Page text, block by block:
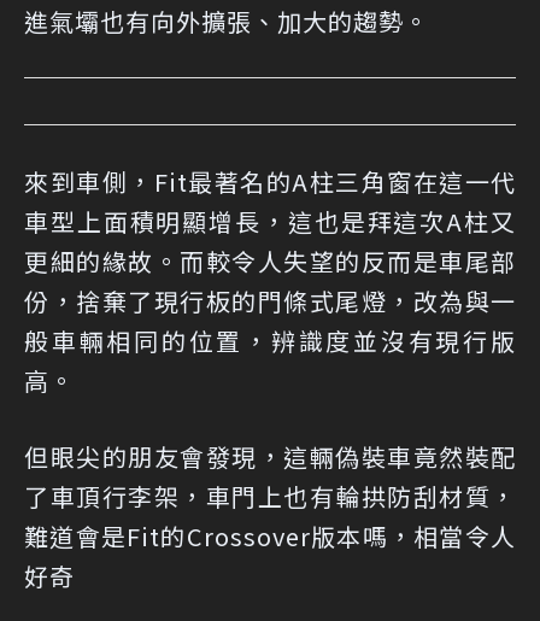
進氣壩也有向外擴張、加大的趨勢。
來到車側，Fit最著名的A柱三角窗在這一代
車型上面積明顯增長，這也是拜這次A柱又
更細的緣故。而較令人失望的反而是車尾部
份，捨棄了現行板的門條式尾燈，改為與一
般車輛相同的位置，辨識度並沒有現行版
高。
但眼尖的朋友會發現，這輛偽裝車竟然裝配
了車頂行李架，車門上也有輪拱防刮材質，
難道會是Fit的Crossover版本嗎，相當令人
好奇